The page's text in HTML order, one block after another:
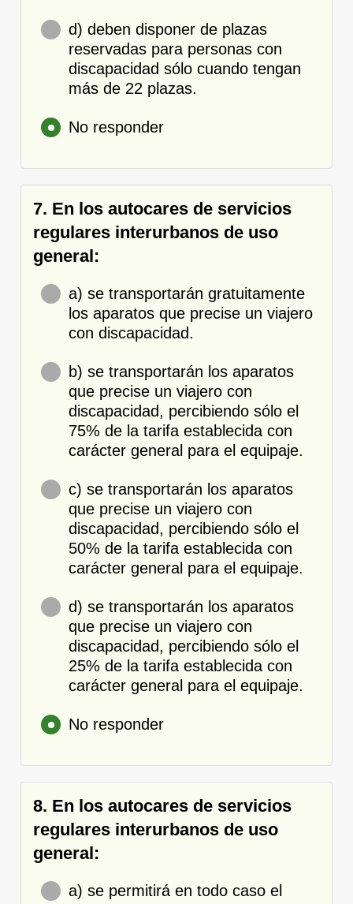
d) deben disponer de plazas
reservadas para personas con
discapacidad sólo cuando tengan
más de 22 plazas.
No responder
7. En los autocares de servicios
regulares interurbanos de uso
general:
a) se transportarán gratuitamente
los aparatos que precise un viajero
con discapacidad.
b) se transportarán los aparatos
que precise un viajero con
discapacidad, percibiendo sólo el
75% de la tarifa establecida con
carácter general para el equipaje.
c) se transportarán los aparatos
que precise un viajero con
discapacidad, percibiendo sólo el
50% de la tarifa establecida con
carácter general para el equipaje.
d) se transportarán los aparatos
que precise un viajero con
discapacidad, percibiendo sólo el
25% de la tarifa establecida con
carácter general para el equipaje.
No responder
8. En los autocares de servicios
regulares interurbanos de uso
general:
a) se permitirá en todo caso el